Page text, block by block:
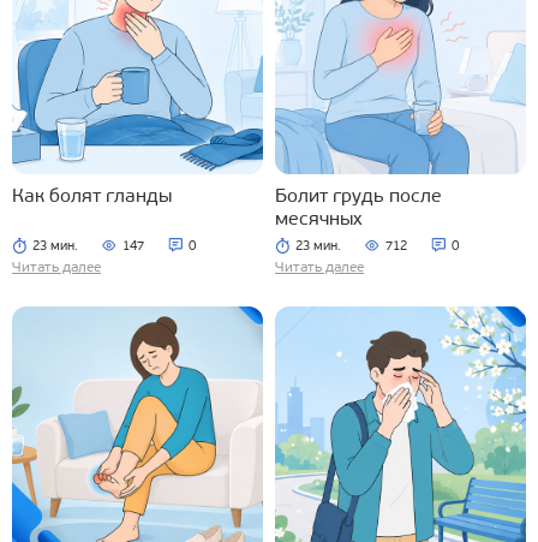
Как болят гланды
23 мин. 147 0
Читать далее
Болит грудь после
месячных
23 мин. 712 0
Читать далее